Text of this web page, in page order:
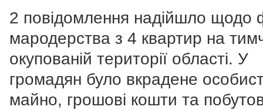
2 повідомлення надійшло щодо
мародерства з 4 квартир на
окупованій території області. У
громадян було вкрадене
майно, грошові кошти та